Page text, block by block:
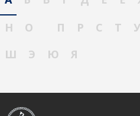
Н
О П Р С Т У
Ш
Э Ю Я